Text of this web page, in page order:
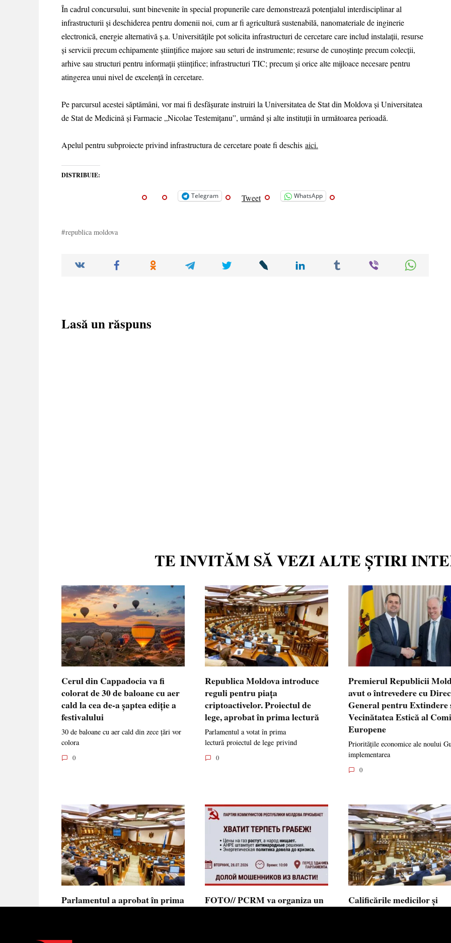
În cadrul concursului, sunt binevenite în special propunerile care demonstrează potențialul interdisciplinar al
infrastructurii și deschiderea pentru domenii noi, cum ar fi agricultură sustenabilă, nanomateriale de inginerie
electronică, energie alternativă ș.a. Universitățile pot solicita infrastructuri de cercetare care includ instalații, resurse
și servicii precum echipamente științifice majore sau seturi de instrumente; resurse de cunoștințe precum colecții,
arhive sau structuri pentru informații științifice; infrastructuri TIC; precum și orice alte mijloace necesare pentru
atingerea unui nivel de excelență în cercetare.
Pe parcursul acestei săptămâni, vor mai fi desfășurate instruiri la Universitatea de Stat din Moldova și Universitatea
de Stat de Medicină și Farmacie „Nicolae Testemițanu”, urmând și alte instituții în următoarea perioadă.
Apelul pentru subproiecte privind infrastructura de cercetare poate fi deschis aici.
DISTRIBUIE:
Telegram Tweet WhatsApp
republica moldova
Lasă un răspuns
TE INVITĂM SĂ VEZI ALTE ȘTIRI
Cerul din Cappadocia va fi
colorat de 30 de baloane cu aer
cald la cea de-a șaptea ediție a
festivalului
30 de baloane cu aer cald din zece țări vor
colora
0
Republica Moldova introduce
reguli pentru piața
criptoactivelor. Proiectul de
lege, aprobat în prima lectură
Parlamentul a votat în prima
lectură proiectul de lege privind
0
Premierul Republicii
avut o întrevedere cu
General pentru Extindere
Vecinătatea Estică al
Europene
Prioritățile economice ale noului
implementarea
0
Parlamentul a aprobat în prima
FOTO// PCRM va organiza un
Calificările medicilor și